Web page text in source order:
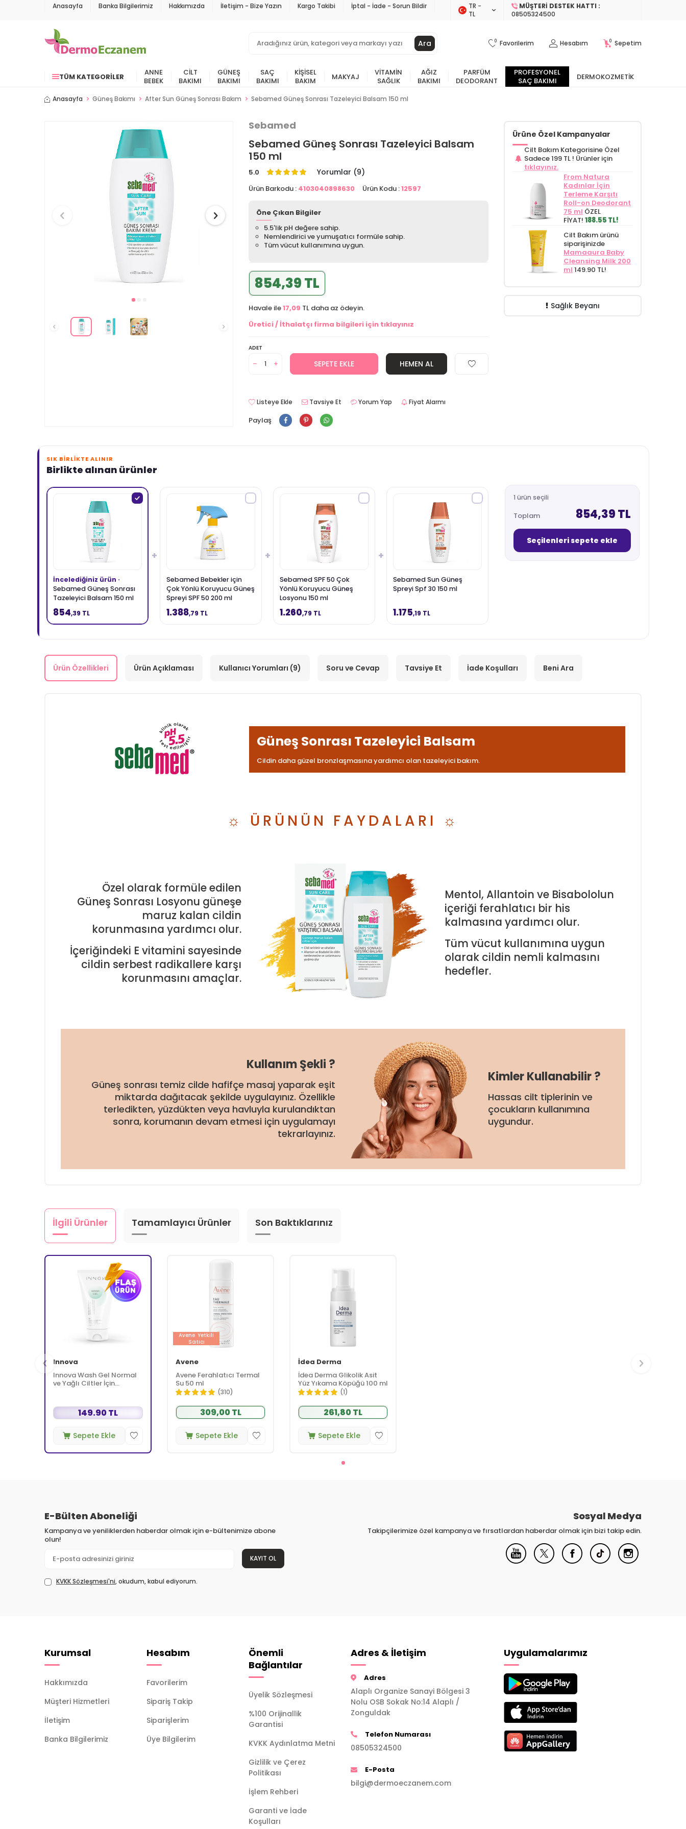
Anasayfa Banka Bilgilerimiz Hakkımızda İletişim - Bize Yazın Kargo Takibi İptal - İade - Sorun Bildir
TR −
TL
MÜŞTERI DESTEK HATTI :
08505324500
Ara 0 Favorilerim Hesabım 0 Sepetim
TÜM KATEGORILER
ANNE
BEBEK
CILT
BAKIMI
GÜNEŞ
BAKIMI
SAÇ
BAKIMI
KIŞISEL
BAKIM
MAKYAJ
VITAMIN
SAĞLIK
AĞIZ
BAKIMI
PARFÜM
DEODORANT
PROFESYONEL
SAÇ BAKIMI
DERMOKOZMETIK
Anasayfa Güneş Bakımı After Sun Güneş Sonrası Bakım Sebamed Güneş Sonrası Tazeleyici Balsam 150 ml
Sebamed
Sebamed Güneş Sonrası Tazeleyici Balsam
150 ml
5.0 Yorumlar (9)
Ürün Barkodu : 4103040898630 Ürün Kodu :12597
Öne Çıkan Bilgiler
5.5'lik pH değere sahip.
Nemlendirici ve yumuşatıcı formüle sahip.
Tüm vücut kullanımına uygun.
854,39 TL
Havale ile17,09 TL daha az ödeyin.
Üretici / İthalatçı firma bilgileri için tıklayınız
ADET
SEPETE EKLE HEMEN AL
Listeye Ekle Tavsiye Et Yorum Yap Fiyat Alarmı
Paylaş
Ürüne Özel Kampanyalar
Cilt Bakım Kategorisine Özel
Sadece 199 TL ! Ürünler için
tıklayınız.
From Natura
Kadınlar İçin
Terleme Karşıtı
Roll-on Deodorant
75 ml ÖZEL
FİYAT! 188.55 TL!
Cilt Bakım ürünü
siparişinizde
Mamaaura Baby
Cleansing Milk 200
ml 149.90 TL!
Sağlık Beyanı
SIK BIRLIKTE ALINIR
Birlikte alınan ürünler
İncelediğiniz ürün ·
Sebamed Güneş Sonrası
Tazeleyici Balsam 150 ml
854,39 TL
+
Sebamed Bebekler için
Çok Yönlü Koruyucu Güneş
Spreyi SPF 50 200 ml
1.388,79 TL
+
Sebamed SPF 50 Çok
Yönlü Koruyucu Güneş
Losyonu 150 ml
1.260,79 TL
+
Sebamed Sun Güneş
Spreyi Spf 30 150 ml
1.175,19 TL
1 ürün seçili
Toplam 854,39 TL
Seçilenleri sepete ekle
Ürün Özellikleri Ürün Açıklaması Kullanıcı Yorumları (9) Soru ve Cevap Tavsiye Et İade Koşulları Beni Ara
Güneş Sonrası Tazeleyici Balsam
Cildin daha güzel bronzlaşmasına yardımcı olan tazeleyici bakım.
☼ ÜRÜNÜN FAYDALARI ☼
Özel olarak formüle edilen
Güneş Sonrası Losyonu güneşe
maruz kalan cildin
korunmasına yardımcı olur.
İçeriğindeki E vitamini sayesinde
cildin serbest radikallere karşı
korunmasını amaçlar.
Mentol, Allantoin ve Bisabololun
içeriği ferahlatıcı bir his
kalmasına yardımcı olur.
Tüm vücut kullanımına uygun
olarak cildin nemli kalmasını
hedefler.
Kullanım Şekli ?
Güneş sonrası temiz cilde hafifçe masaj yaparak eşit
miktarda dağıtacak şekilde uygulayınız. Özellikle
terledikten, yüzdükten veya havluyla kurulandıktan
sonra, korumanın devam etmesi için uygulamayı
tekrarlayınız.
Kimler Kullanabilir ?
Hassas cilt tiplerinin ve
çocukların kullanımına
uygundur.
İlgili Ürünler Tamamlayıcı Ürünler Son Baktıklarınız
Innova
Innova Wash Gel Normal
ve Yağlı Ciltler İçin
149.90 TL
Sepete Ekle
Avene Yetkili
Satıcı
Avene
Avene Ferahlatıcı Termal
Su 50 ml
(310)
309,00 TL
Sepete Ekle
İdea Derma
İdea Derma Glikolik Asit
Yüz Yıkama Köpüğü 100 ml
(1)
261,80 TL
Sepete Ekle
E-Bülten Aboneliği
Kampanya ve yeniliklerden haberdar olmak için e-bültenimize abone
olun!
KAYIT OL
KVKK Sözleşmesi'ni, okudum, kabul ediyorum.
Sosyal Medya
Takipçilerimize özel kampanya ve fırsatlardan haberdar olmak için bizi takip edin.
Kurumsal
Hakkımızda
Müşteri Hizmetleri
İletişim
Banka Bilgilerimiz
Hesabım
Favorilerim
Sipariş Takip
Siparişlerim
Üye Bilgilerim
Önemli
Bağlantılar
Üyelik Sözleşmesi
%100 Orijinallik
Garantisi
KVKK Aydınlatma Metni
Gizlilik ve Çerez
Politikası
İşlem Rehberi
Garanti ve İade
Koşulları
Adres & İletişim
Adres
Alaplı Organize Sanayi Bölgesi 3
Nolu OSB Sokak No:14 Alaplı /
Zonguldak
Telefon Numarası
08505324500
E-Posta
bilgi@dermoeczanem.com
Uygulamalarımız